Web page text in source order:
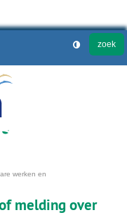
werken en
melding over